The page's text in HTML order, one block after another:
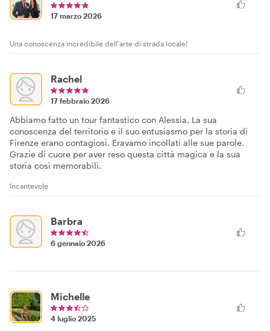
17 marzo 2026
Una conoscenza incredibile dell'arte di strada locale!
Rachel
17 febbraio 2026
Abbiamo fatto un tour fantastico con Alessia. La sua
conoscenza del territorio e il suo entusiasmo per la storia di
Firenze erano contagiosi. Eravamo incollati alle sue parole.
Grazie di cuore per aver reso questa città magica e la sua
storia così memorabili.
Incantevole
Barbra
6 gennaio 2026
Michelle
4 luglio 2025